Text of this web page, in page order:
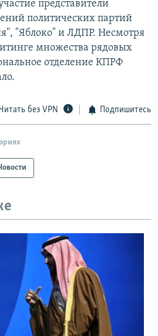
представители
политических партий
"Яблоко" и ЛДПР. Несмотря
множества рядовых
отделение КПРФ
без VPN Подпишитесь